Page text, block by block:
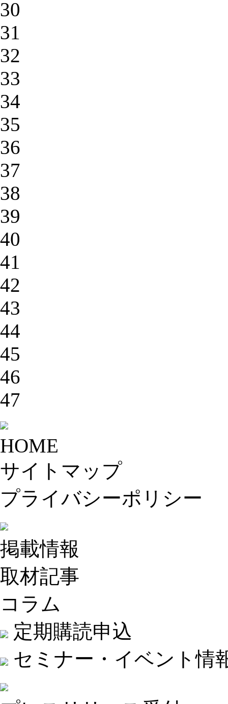
30
31
32
33
34
35
36
37
38
39
40
41
42
43
44
45
46
47
HOME
サイトマップ
プライバシーポリシー
掲載情報
取材記事
コラム
定期購読申込
セミナー・イベント情